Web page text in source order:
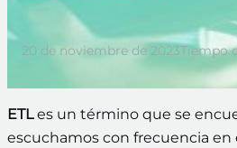
20 de noviembre de 2023Tiempo
ETLes un término que se
escuchamos con frecuencia en